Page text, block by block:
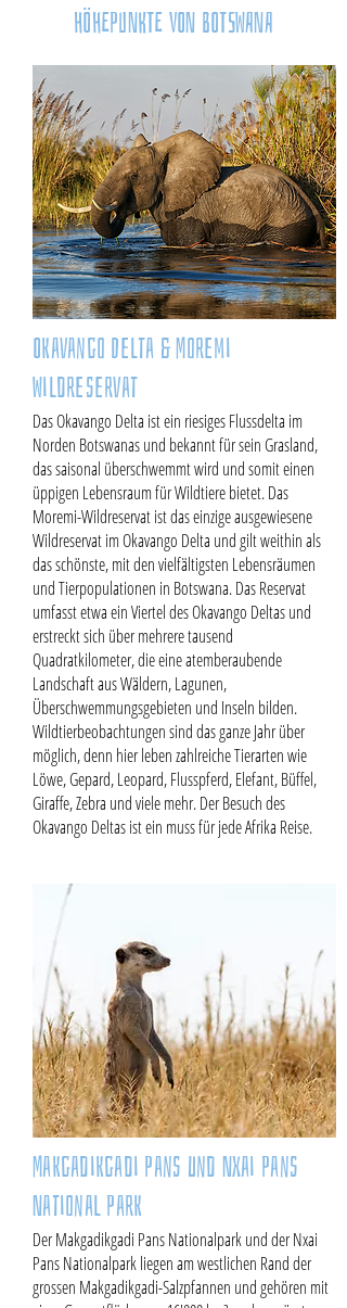
HÖHEPUNKTE VON BOTSWANA
Okavango Delta & Moremi
Wildreservat
Das Okavango Delta ist ein riesiges Flussdelta im
Norden Botswanas und bekannt für sein Grasland,
das saisonal überschwemmt wird und somit einen
üppigen Lebensraum für Wildtiere bietet. Das
Moremi-Wildreservat ist das einzige ausgewiesene
Wildreservat im Okavango Delta und gilt weithin als
das schönste, mit den vielfältigsten Lebensräumen
und Tierpopulationen in Botswana. Das Reservat
umfasst etwa ein Viertel des Okavango Deltas und
erstreckt sich über mehrere tausend
Quadratkilometer, die eine atemberaubende
Landschaft aus Wäldern, Lagunen,
Überschwemmungsgebieten und Inseln bilden.
Wildtierbeobachtungen sind das ganze Jahr über
möglich, denn hier leben zahlreiche Tierarten wie
Löwe, Gepard, Leopard, Flusspferd, Elefant, Büffel,
Giraffe, Zebra und viele mehr. Der Besuch des
Okavango Deltas ist ein muss für jede Afrika Reise.
Makgadikgadi Pans und Nxai Pans
National Park
Der Makgadikgadi Pans Nationalpark und der Nxai
Pans Nationalpark liegen am westlichen Rand der
grossen Makgadikgadi-Salzpfannen und gehören mit